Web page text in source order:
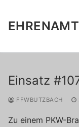
springen
Einsatz
FFWBUTZBACH
Zu einem PKW-